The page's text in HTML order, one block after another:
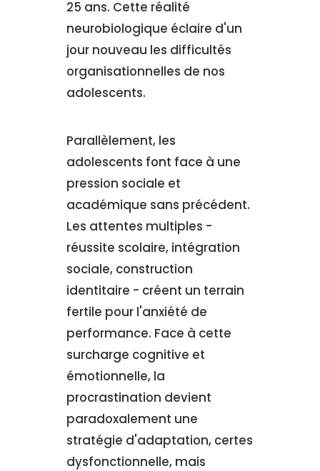
25 ans. Cette réalité
neurobiologique éclaire d'un
jour nouveau les difficultés
organisationnelles de nos
adolescents.
Parallèlement, les
adolescents font face à une
pression sociale et
académique sans précédent.
Les attentes multiples -
réussite scolaire, intégration
sociale, construction
identitaire - créent un terrain
fertile pour l'anxiété de
performance. Face à cette
surcharge cognitive et
émotionnelle, la
procrastination devient
paradoxalement une
stratégie d'adaptation, certes
dysfonctionnelle, mais